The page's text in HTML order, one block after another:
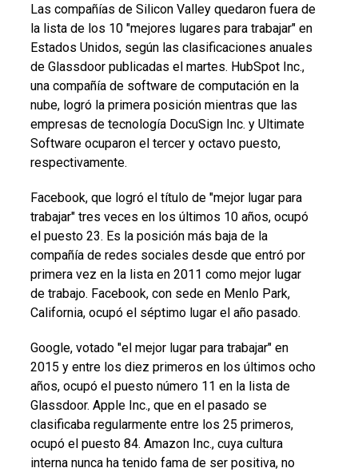
Las compañías de Silicon Valley quedaron fuera de
la lista de los 10 "mejores lugares para trabajar" en
Estados Unidos, según las clasificaciones anuales
de Glassdoor publicadas el martes. HubSpot Inc.,
una compañía de software de computación en la
nube, logró la primera posición mientras que las
empresas de tecnología DocuSign Inc. y Ultimate
Software ocuparon el tercer y octavo puesto,
respectivamente.
Facebook, que logró el título de "mejor lugar para
trabajar" tres veces en los últimos 10 años, ocupó
el puesto 23. Es la posición más baja de la
compañía de redes sociales desde que entró por
primera vez en la lista en 2011 como mejor lugar
de trabajo. Facebook, con sede en Menlo Park,
California, ocupó el séptimo lugar el año pasado.
Google, votado "el mejor lugar para trabajar" en
2015 y entre los diez primeros en los últimos ocho
años, ocupó el puesto número 11 en la lista de
Glassdoor. Apple Inc., que en el pasado se
clasificaba regularmente entre los 25 primeros,
ocupó el puesto 84. Amazon Inc., cuya cultura
interna nunca ha tenido fama de ser positiva, no